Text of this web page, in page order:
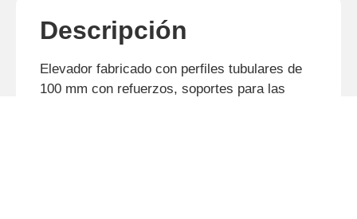
Descripción
Elevador fabricado con perfiles tubulares de
100 mm con refuerzos, soportes para las